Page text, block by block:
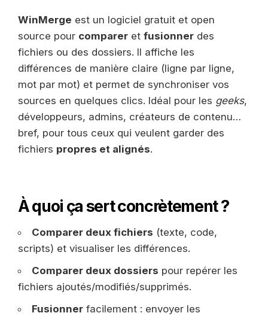
WinMerge est un logiciel gratuit et open
source pour comparer et fusionner des
fichiers ou des dossiers. Il affiche les
différences de manière claire (ligne par ligne,
mot par mot) et permet de synchroniser vos
sources en quelques clics. Idéal pour les geeks,
développeurs, admins, créateurs de contenu…
bref, pour tous ceux qui veulent garder des
fichiers propres et alignés.
À quoi ça sert concrètement ?
Comparer deux fichiers (texte, code,
scripts) et visualiser les différences.
Comparer deux dossiers pour repérer les
fichiers ajoutés/modifiés/supprimés.
Fusionnerfacilement : envoyer les